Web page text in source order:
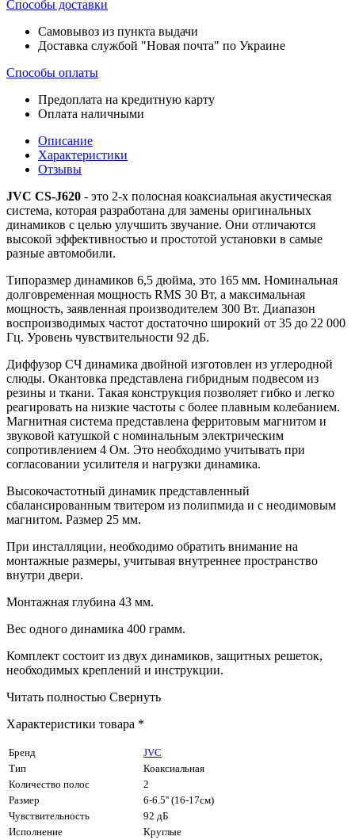
Способы доставки
Самовывоз из пункта выдачи
Доставка службой "Новая почта" по Украине
Способы оплаты
Предоплата на кредитную карту
Оплата наличными
Описание
Характеристики
Отзывы
JVC CS-J620 - это 2-х полосная коаксиальная акустическая
система, которая разработана для замены оригинальных
динамиков с целью улучшить звучание. Они отличаются
высокой эффективностью и простотой установки в самые
разные автомобили.
Типоразмер динамиков 6,5 дюйма, это 165 мм. Номинальная
долговременная мощность RMS 30 Вт, а максимальная
мощность, заявленная производителем 300 Вт. Диапазон
воспроизводимых частот достаточно широкий от 35 до 22 000
Гц. Уровень чувствительности 92 дБ.
Диффузор СЧ динамика двойной изготовлен из углеродной
слюды. Окантовка представлена гибридным подвесом из
резины и ткани. Такая конструкция позволяет гибко и легко
реагировать на низкие частоты с более плавным колебанием.
Магнитная система представлена ферритовым магнитом и
звуковой катушкой с номинальным электрическим
сопротивлением 4 Ом. Это необходимо учитывать при
согласовании усилителя и нагрузки динамика.
Высокочастотный динамик представленный
сбалансированным твитером из полипмида и с неодимовым
магнитом. Размер 25 мм.
При инсталляции, необходимо обратить внимание на
монтажные размеры, учитывая внутреннее пространство
внутри двери.
Монтажная глубина 43 мм.
Вес одного динамика 400 грамм.
Комплект состоит из двух динамиков, защитных решеток,
необходимых креплений и инструкции.
Читать полностью Свернуть
Характеристики товара *
Бренд
JVC
Тип
Коаксиальная
Количество полос
2
Размер
6-6.5'' (16-17см)
Чувствительность
92 дБ
Исполнение
Круглые